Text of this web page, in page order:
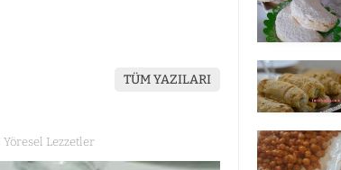
TÜM YAZILARI
Yöresel Lezzetler